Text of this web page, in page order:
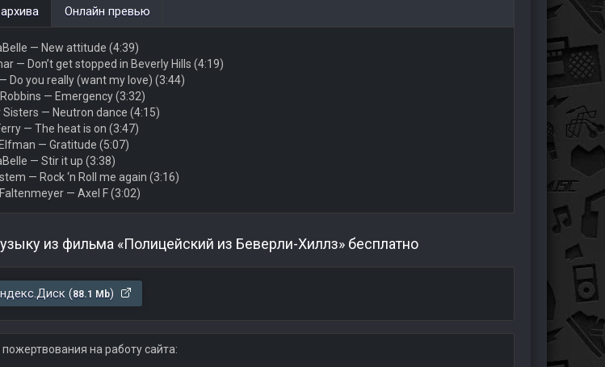
Онлайн превью
— New attitude (4:39)
— Don’t get stopped in Beverly Hills (4:19)
Do you really (want my love) (3:44)
— Emergency (3:32)
Sisters — Neutron dance (4:15)
— The heat is on (3:47)
— Gratitude (5:07)
— Stir it up (3:38)
— Rock ‘n Roll me again (3:16)
— Axel F (3:02)
из фильма «Полицейский из Беверли-Хиллз» бесплатно
(88.1 Mb)
на работу сайта: